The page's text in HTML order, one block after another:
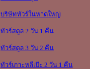
บริษัททัวร์ในหาดใหญ
ทัวร์สตูล 2 วัน 1 คืน
ทัวร์สตูล 3 วัน 2 คืน
ทัวร์เกาะหลีเป๊ะ 2 วัน 1 คืน